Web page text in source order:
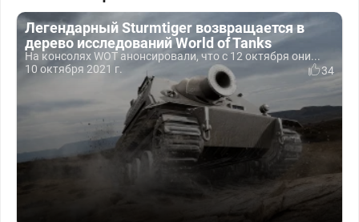
Легендарный Sturmtiger возвращается в
дерево исследований World of Tanks
На консолях WOT анонсировали, что с 12 октября они...
10 октября 2021 г.
34